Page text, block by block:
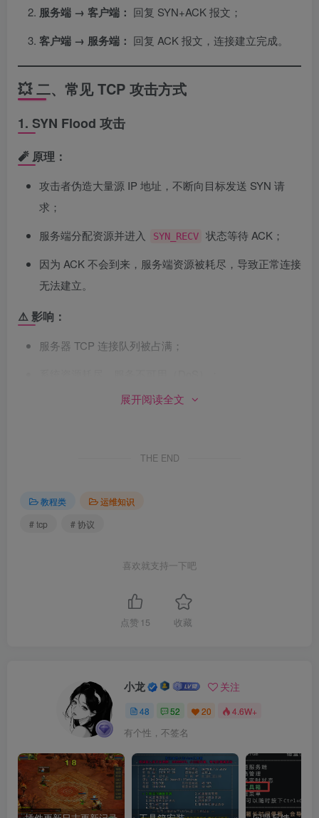
服务端 → 客户端： 回复 SYN+ACK 报文；
客户端 → 服务端： 回复 ACK 报文，连接建立完成。
💥 二、常见 TCP 攻击方式
1. SYN Flood 攻击
🧨 原理：
攻击者伪造大量源 IP 地址，不断向目标发送 SYN 请
求；
服务端分配资源并进入
SYN_RECV
状态等待 ACK；
因为 ACK 不会到来，服务端资源被耗尽，导致正常连接
无法建立。
⚠️ 影响：
服务器 TCP 连接队列被占满；
尤其对 VPN、Telnet、数据库连接危害大。
攻击者监听或预测有效的 TCP 序列号；
向目标伪造数据包，控制会话。
⚠️ 影响：
会话被控制、数据泄露；
展开阅读全文
THE END
教程类
运维知识
# tcp
# 协议
喜欢就支持一下吧
点赞 15 收藏
小龙 关注
48 52 20 4.6W+
有个性，不签名